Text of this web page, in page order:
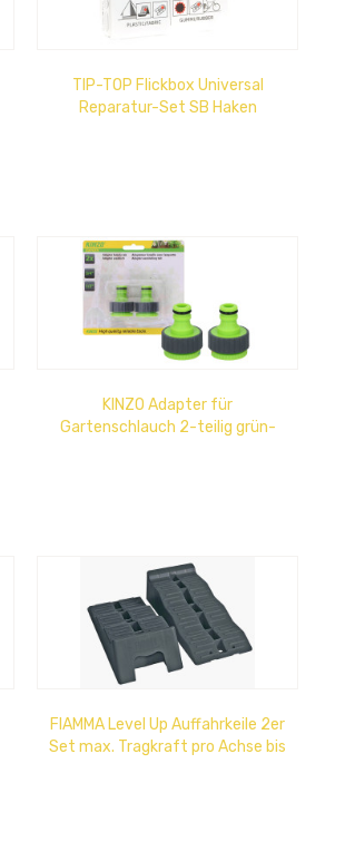
TIP-TOP Flickbox Universal
Reparatur-Set SB Haken
KINZO Adapter für
Gartenschlauch 2-teilig grün-
FIAMMA Level Up Auffahrkeile 2er
Set max. Tragkraft pro Achse bis